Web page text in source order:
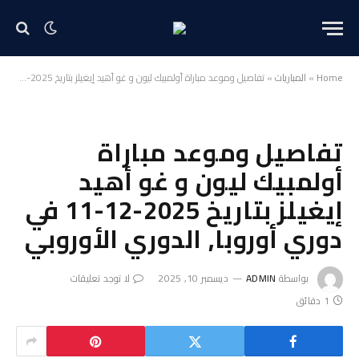
Home
» المباريات»تفاصيل وموعد مباراة أولمبيك ليون و غو أهيد إيغيلز بتاريخ 2025-12-11 في دوري أوروبا, الدوري الأوروبي
تفاصيل وموعد مباراة
أولمبيك ليون و غو أهيد
إيغيلز بتاريخ 2025-12-11 في
دوري أوروبا, الدوري الأوروبي
بواسطة ADMIN ديسمبر 10, 2025
لا توجد تعليقات
1 دقائق